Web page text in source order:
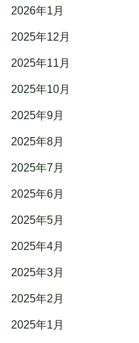
2026年1月
2025年12月
2025年11月
2025年10月
2025年9月
2025年8月
2025年7月
2025年6月
2025年5月
2025年4月
2025年3月
2025年2月
2025年1月